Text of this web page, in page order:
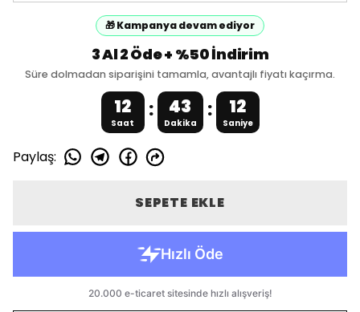
🎁 Kampanya devam ediyor
3 Al 2 Öde + %50 İndirim
Süre dolmadan siparişini tamamla, avantajlı fiyatı kaçırma.
12
Saat
: 43
Dakika
: 12
Saniye
Paylaş:
SEPETE EKLE